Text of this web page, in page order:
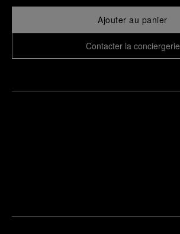
Ajouter au panier
Contacter la conciergerie